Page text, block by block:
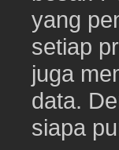
yang
setiap
juga
data.
siapa